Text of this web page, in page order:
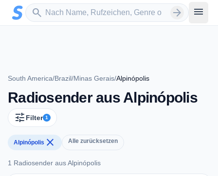
Zum Hauptinhalt springen
search
Sender suchen arrow_forward menu
South America/Brazil/Minas Gerais/Alpinópolis
Radiosender aus Alpinópolis
tune Filter 1
Alpinópolis close Alle zurücksetzen
1 Radiosender aus Alpinópolis